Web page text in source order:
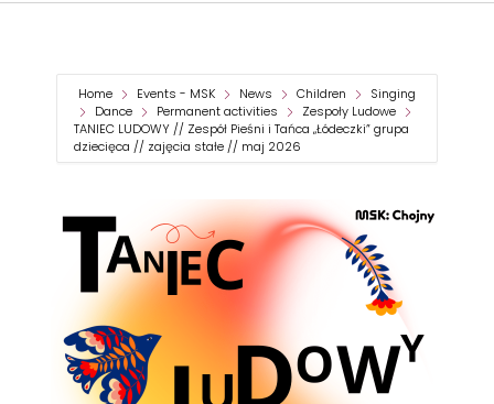
Home Events - MSK News Children
Singing
Dance
Permanent activities
Zespoły Ludowe
TANIEC LUDOWY // Zespół Pieśni i Tańca „Łódeczki” grupa
dziecięca // zajęcia stałe // maj 2026